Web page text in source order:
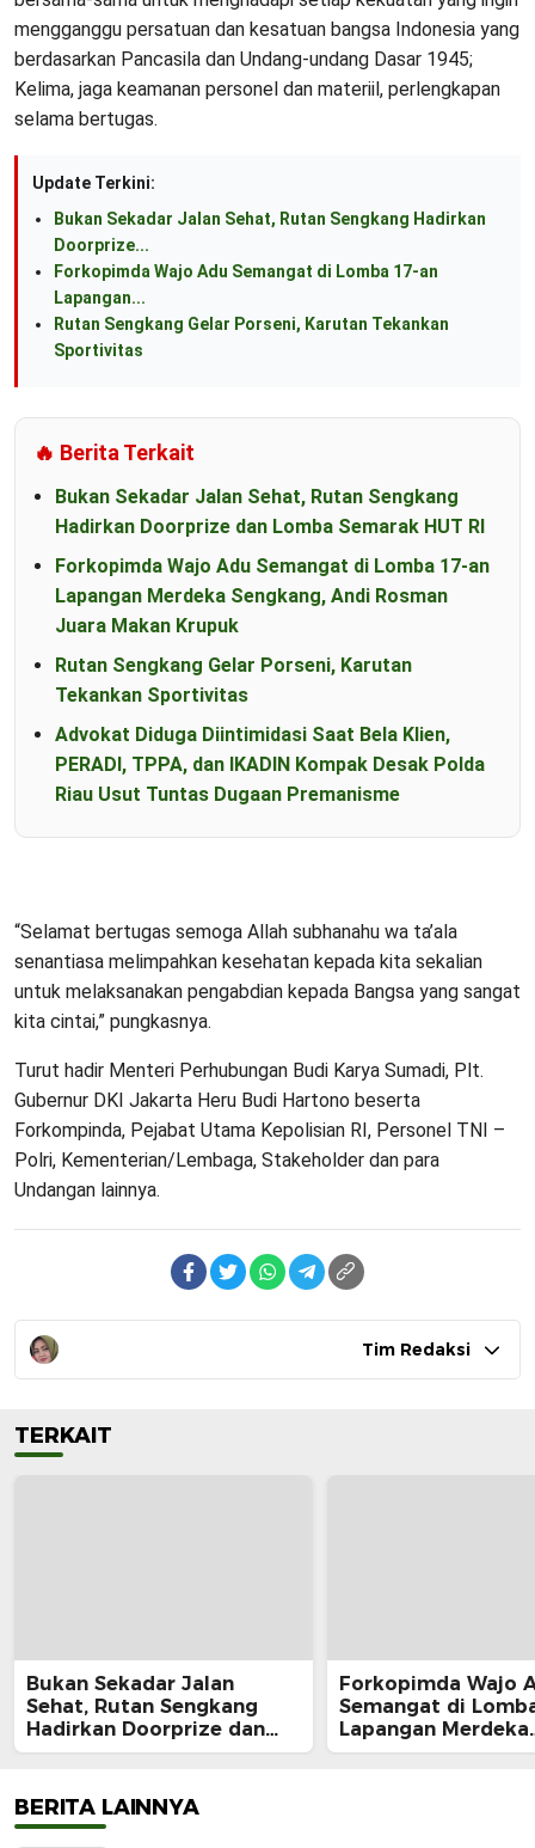
mengganggu persatuan dan kesatuan bangsa Indonesia yang
berdasarkan Pancasila dan Undang-undang Dasar 1945;
Kelima, jaga keamanan personel dan materiil, perlengkapan
selama bertugas.
Update Terkini:
Bukan Sekadar Jalan Sehat, Rutan Sengkang Hadirkan
Doorprize...
Forkopimda Wajo Adu Semangat di Lomba 17-an
Lapangan...
Rutan Sengkang Gelar Porseni, Karutan Tekankan
Sportivitas
🔥 Berita Terkait
Bukan Sekadar Jalan Sehat, Rutan Sengkang
Hadirkan Doorprize dan Lomba Semarak HUT RI
Forkopimda Wajo Adu Semangat di Lomba 17-an
Lapangan Merdeka Sengkang, Andi Rosman
Juara Makan Krupuk
Rutan Sengkang Gelar Porseni, Karutan
Tekankan Sportivitas
Advokat Diduga Diintimidasi Saat Bela Klien,
PERADI, TPPA, dan IKADIN Kompak Desak Polda
Riau Usut Tuntas Dugaan Premanisme
“Selamat bertugas semoga Allah subhanahu wa ta’ala
senantiasa melimpahkan kesehatan kepada kita sekalian
untuk melaksanakan pengabdian kepada Bangsa yang sangat
kita cintai,” pungkasnya.
Turut hadir Menteri Perhubungan Budi Karya Sumadi, Plt.
Gubernur DKI Jakarta Heru Budi Hartono beserta
Forkompinda, Pejabat Utama Kepolisian RI, Personel TNI –
Polri, Kementerian/Lembaga, Stakeholder dan para
Undangan lainnya.
Tim Redaksi
TERKAIT
Bukan Sekadar Jalan
Sehat, Rutan Sengkang
Hadirkan Doorprize dan
Lomba Semarak HUT RI
Forkopimda Wajo
Semangat di
Lapangan Merdeka
Sengkang, Andi
BERITA LAINNYA